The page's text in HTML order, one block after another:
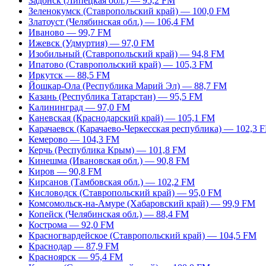
Зеленокумск (Ставропольский край) — 100,0 FM
Златоуст (Челябинская обл.) — 106,4 FM
Иваново — 99,7 FM
Ижевск (Удмуртия) — 97,0 FM
Изобильный (Ставропольский край) — 94,8 FM
Ипатово (Ставропольский край) — 105,3 FM
Иркутск — 88,5 FM
Йошкар-Ола (Республика Марий Эл) — 88,7 FM
Казань (Республика Татарстан) — 95,5 FM
Калининград — 97,0 FM
Каневская (Краснодарский край) — 105,1 FM
Карачаевск (Карачаево-Черкесская республика) — 102,3
Кемерово — 104,3 FM
Керчь (Республика Крым) — 101,8 FM
Кинешма (Ивановская обл.) — 90,8 FM
Киров — 90,8 FM
Кирсанов (Тамбовская обл.) — 102,2 FM
Кисловодск (Ставропольский край) — 95,0 FM
Комсомольск-на-Амуре (Хабаровский край) — 99,9 FM
Копейск (Челябинская обл.) — 88,4 FM
Кострома — 92,0 FM
Красногвардейское (Ставропольский край) — 104,5 FM
Краснодар — 87,9 FM
Красноярск — 95,4 FM